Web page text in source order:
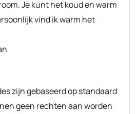
Je kunt het koud en warm
vind ik warm het
geen rechten aan worden